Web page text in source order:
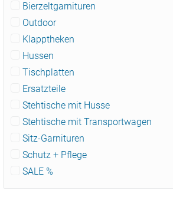
Bierzeltgarnituren
Outdoor
Klapptheken
Hussen
Tischplatten
Ersatzteile
Stehtische mit Husse
Stehtische mit Transportwagen
Sitz-Garnituren
Schutz + Pflege
SALE %